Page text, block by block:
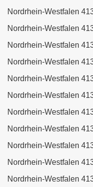
Nordrhein-Westfalen
Nordrhein-Westfalen
Nordrhein-Westfalen
Nordrhein-Westfalen
Nordrhein-Westfalen
Nordrhein-Westfalen
Nordrhein-Westfalen
Nordrhein-Westfalen
Nordrhein-Westfalen
Nordrhein-Westfalen
Nordrhein-Westfalen